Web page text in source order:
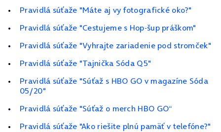
Pravidlá súťaže "Máte aj vy fotografické oko?"
Pravidlá súťaže "Cestujeme s Hop-šup práškom"
Pravidlá súťaže "Vyhrajte zariadenie pod stromček"
Pravidlá súťaže "Tajnička Sóda Q5"
Pravidlá súťaže "Súťaž s HBO GO v magazíne Sóda
05/20"
Pravidlá súťaže "Súťaž o merch HBO GO“
Pravidlá súťaže "Ako riešite plnú pamäť v telefóne?"